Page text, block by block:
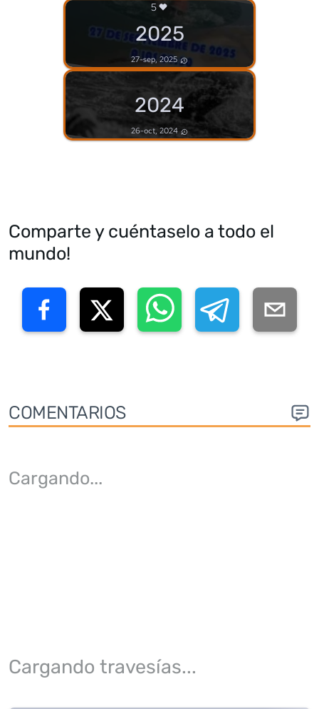
5
2025
27-sep, 2025
2024
26-oct, 2024
Comparte y cuéntaselo a todo el
mundo!
COMENTARIOS
Cargando...
Cargando travesías...